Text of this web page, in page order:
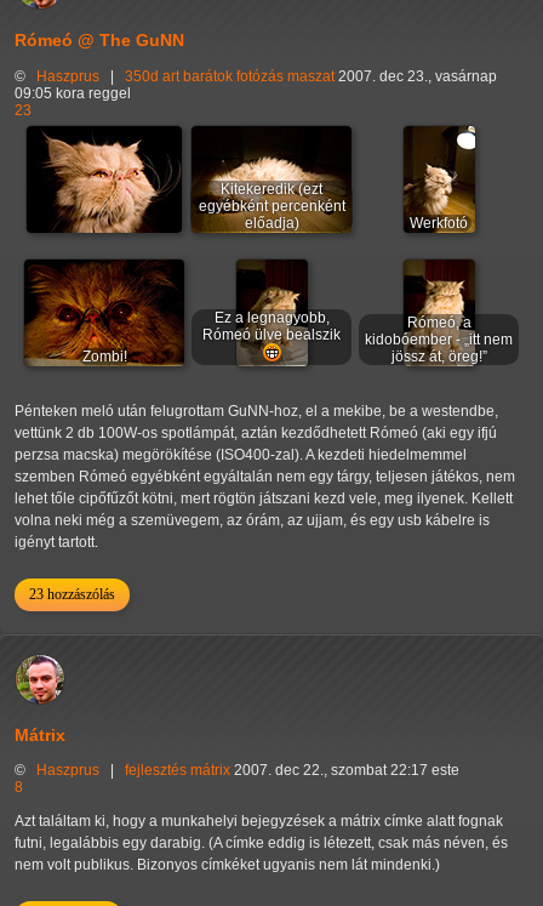
Rómeó @ The GuNN
© Haszprus | 350d art barátok fotózás maszat 2007. dec 23., vasárnap
09:05 kora reggel
23
Kitekeredik (ezt
egyébként percenként
előadja)
Werkfotó
Zombi!
Ez a legnagyobb,
Rómeó ülve bealszik
Rómeó, a
kidobóember - itt nem
jössz át, öreg!
Pénteken meló után felugrottam GuNN-hoz, el a mekibe, be a westendbe,
vettünk 2 db 100W-os spotlámpát, aztán kezdődhetett Rómeó (aki egy ifjú
perzsa macska) megörökítése (ISO400-zal). A kezdeti hiedelmemmel
szemben Rómeó egyébként egyáltalán nem egy tárgy, teljesen játékos, nem
lehet tőle cipőfűzőt kötni, mert rögtön játszani kezd vele, meg ilyenek. Kellett
volna neki még a szemüvegem, az órám, az ujjam, és egy usb kábelre is
igényt tartott.
23 hozzászólás
Mátrix
© Haszprus | fejlesztés mátrix 2007. dec 22., szombat 22:17 este
8
Azt találtam ki, hogy a munkahelyi bejegyzések a mátrix címke alatt fognak
futni, legalábbis egy darabig. (A címke eddig is létezett, csak más néven, és
nem volt publikus. Bizonyos címkéket ugyanis nem lát mindenki.)